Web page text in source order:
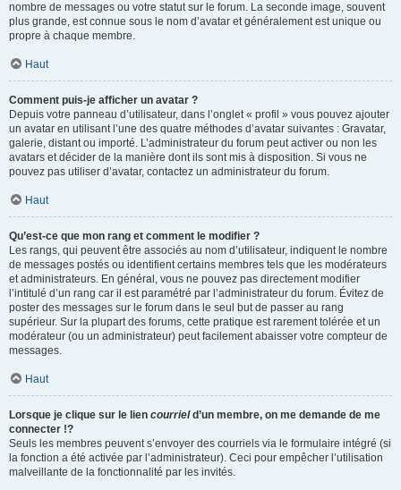
nombre de messages ou votre statut sur le forum. La seconde image, souvent
plus grande, est connue sous le nom d’avatar et généralement est unique ou
propre à chaque membre.
Haut
Comment puis-je afficher un avatar ?
Depuis votre panneau d’utilisateur, dans l’onglet « profil » vous pouvez ajouter
un avatar en utilisant l’une des quatre méthodes d’avatar suivantes : Gravatar,
galerie, distant ou importé. L’administrateur du forum peut activer ou non les
avatars et décider de la manière dont ils sont mis à disposition. Si vous ne
pouvez pas utiliser d’avatar, contactez un administrateur du forum.
Haut
Qu’est-ce que mon rang et comment le modifier ?
Les rangs, qui peuvent être associés au nom d’utilisateur, indiquent le nombre
de messages postés ou identifient certains membres tels que les modérateurs
et administrateurs. En général, vous ne pouvez pas directement modifier
l’intitulé d’un rang car il est paramétré par l’administrateur du forum. Évitez de
poster des messages sur le forum dans le seul but de passer au rang
supérieur. Sur la plupart des forums, cette pratique est rarement tolérée et un
modérateur (ou un administrateur) peut facilement abaisser votre compteur de
messages.
Haut
Lorsque je clique sur le lien courrield’un membre, on me demande de me
connecter !?
Seuls les membres peuvent s’envoyer des courriels via le formulaire intégré (si
la fonction a été activée par l’administrateur). Ceci pour empêcher l’utilisation
malveillante de la fonctionnalité par les invités.